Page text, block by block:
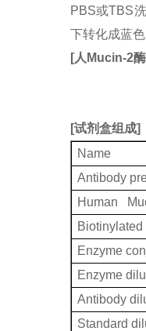
PBS或TBS
下转化成蓝
[人 Mucin-2
[试剂盒组成]
Name
Antibody
Human
Enzyme
Enzyme
Antibody
Standard